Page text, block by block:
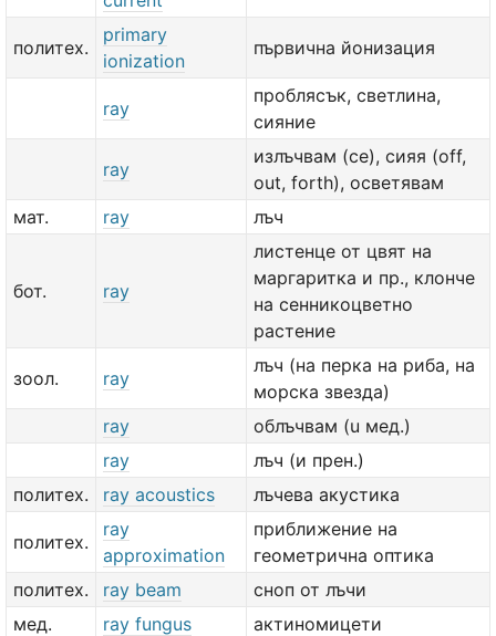
политех.
primary
ionization
първична йонизация
ray
проблясък, светлина,
сияние
ray
излъчвам (се), сияя (off,
out, forth), осветявам
мат.
ray лъч
бот. ray
листенце от цвят на
маргаритка и пр., клонче
на сенникоцветно
растение
зоол. ray
лъч (на перка на риба, на
морска звезда)
ray
облъчвам (u мед.)
ray
лъч (и прен.)
политех.
ray acoustics лъчева акустика
политех.
ray
approximation
приближение на
геометрична оптика
политех.
ray beam
сноп от лъчи
мед.
ray fungus актиномицети